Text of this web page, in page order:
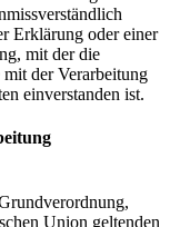
Erklärung oder einer
mit der die
mit der Verarbeitung
einverstanden ist.
Union geltenden